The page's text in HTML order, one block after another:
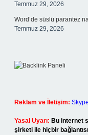
Temmuz 29, 2026
Word’de süslü parantez
Temmuz 29, 2026
Reklam ve İletişim:
Yasal Uyarı: Bu internet
şirketi ile hiçbir